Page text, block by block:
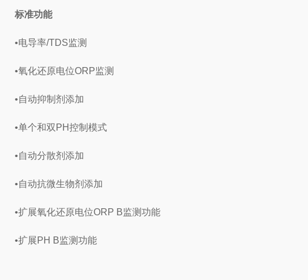
标准功能
•电导率/TDS监测
•氧化还原电位ORP监测
•自动抑制剂添加
•单个和双PH控制模式
•自动分散剂添加
•自动抗微生物剂添加
•扩展氧化还原电位ORP B监测功能
•扩展PH B监测功能